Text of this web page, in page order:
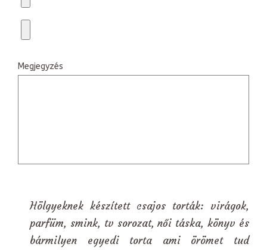
Megjegyzés
Hölgyeknek készített csajos torták: virágok,
parfüm, smink, tv sorozat, női táska, könyv és
bármilyen egyedi torta ami örömet tud